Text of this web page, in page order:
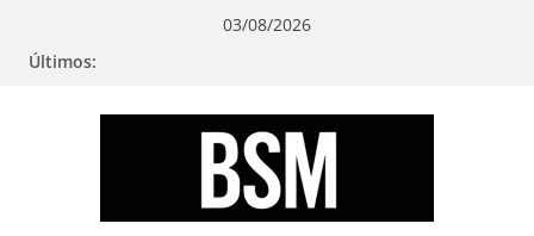
03/08/2026
Últimos:
sua